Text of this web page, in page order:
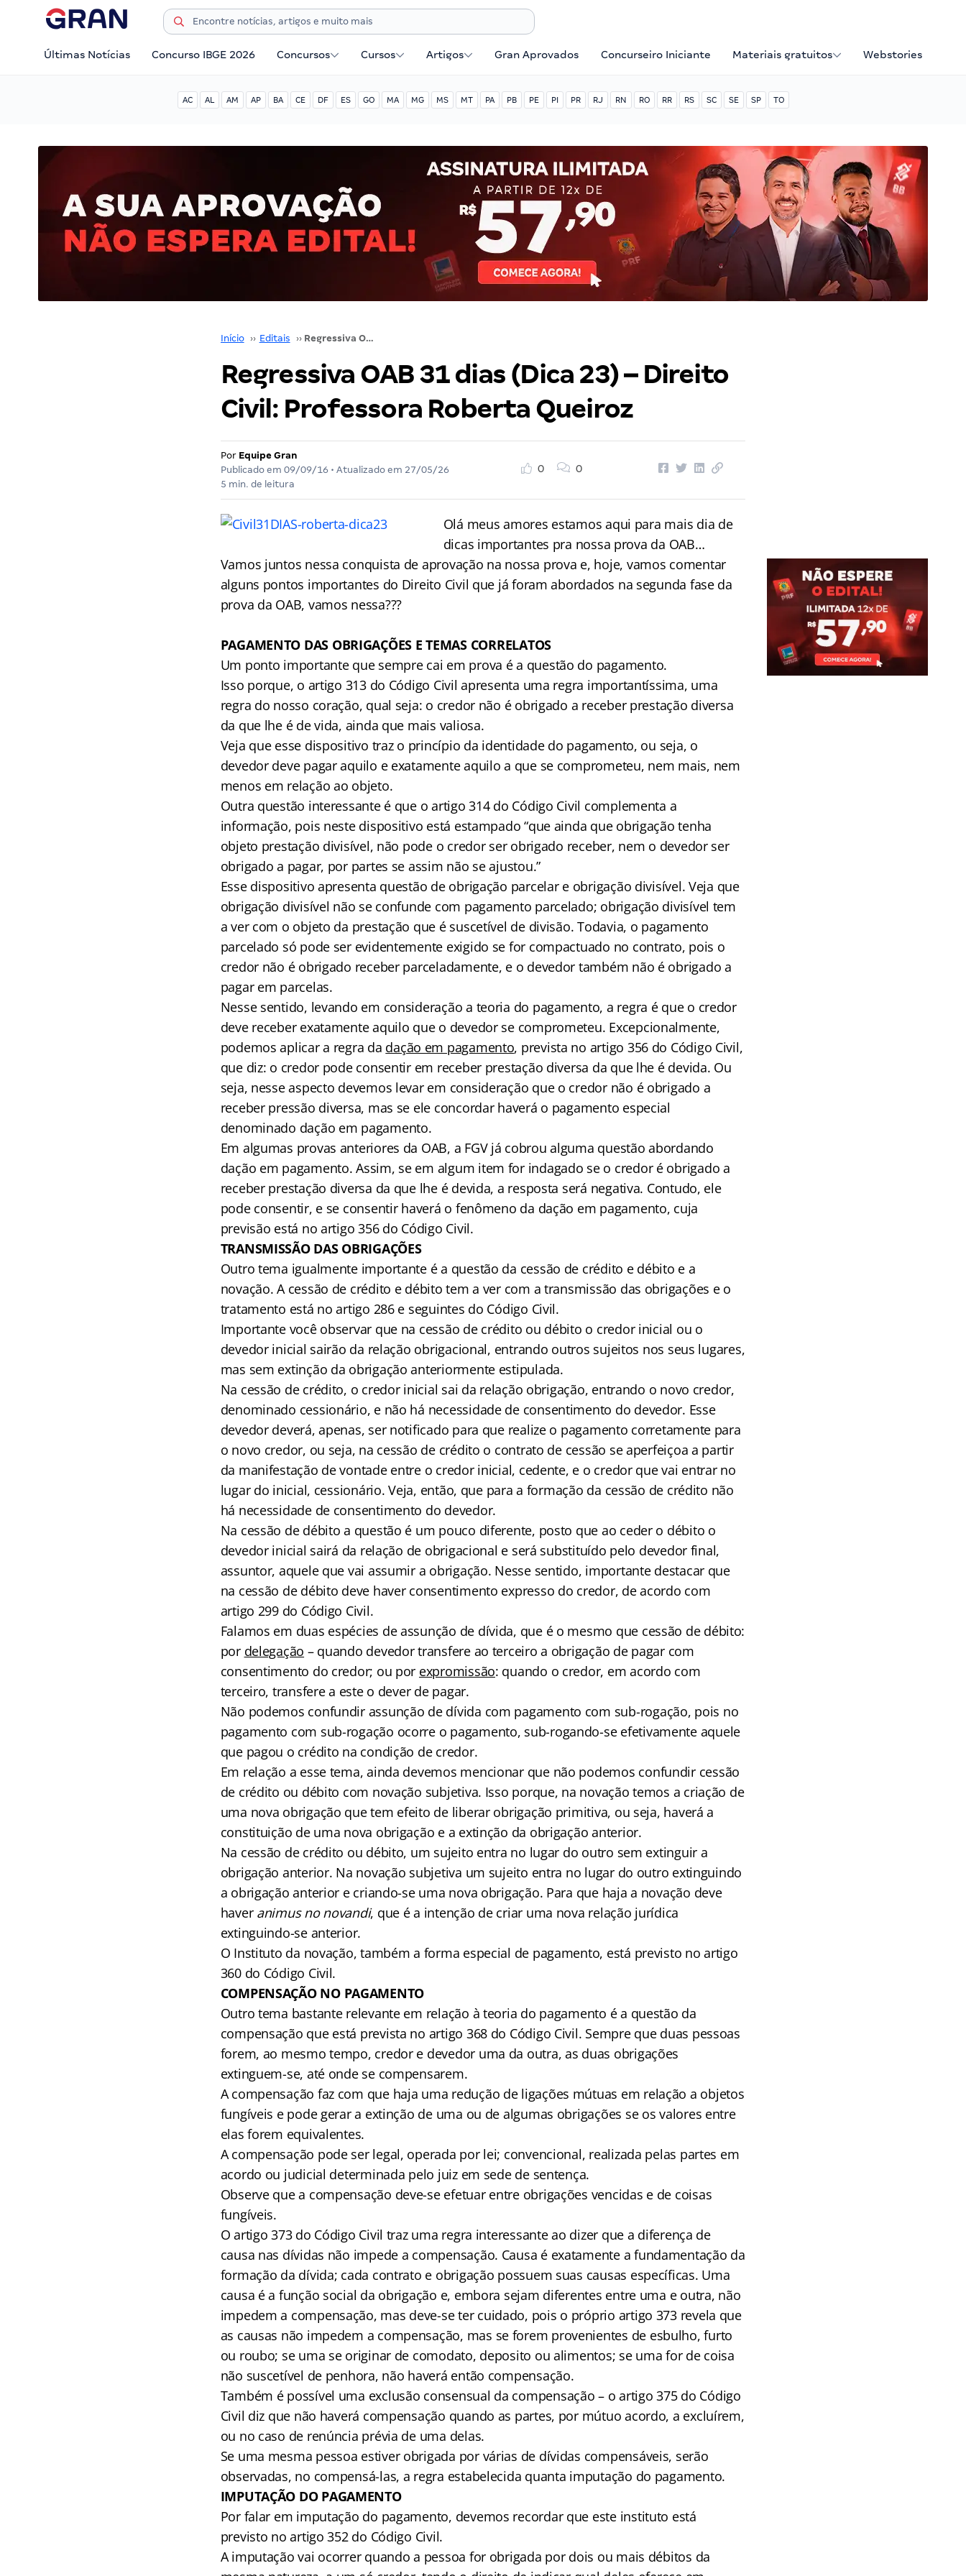
Últimas Notícias Concurso IBGE 2026 Concursos Cursos Artigos Gran Aprovados Concurseiro Iniciante Materiais gratuitos Webstories
AC AL AM AP BA CE DF ES GO MA MG MS MT PA PB PE PI PR RJ RN RO RR RS SC SE SP TO
Início ›› Editais ›› Regressiva OAB 31 dias (Dica 23) – Direito Civil: Professora Roberta Queiroz
Regressiva OAB 31 dias (Dica 23) – Direito
Civil: Professora Roberta Queiroz
Por Equipe Gran
Publicado em 09/09/16 • Atualizado em 27/05/26
5 min. de leitura
0 0
Olá meus amores estamos aqui para mais dia de
dicas importantes pra nossa prova da OAB…
Vamos juntos nessa conquista de aprovação na nossa prova e, hoje, vamos comentar
alguns pontos importantes do Direito Civil que já foram abordados na segunda fase da
prova da OAB, vamos nessa???
PAGAMENTO DAS OBRIGAÇÕES E TEMAS CORRELATOS
Um ponto importante que sempre cai em prova é a questão do pagamento.
Isso porque, o artigo 313 do Código Civil apresenta uma regra importantíssima, uma
regra do nosso coração, qual seja: o credor não é obrigado a receber prestação diversa
da que lhe é de vida, ainda que mais valiosa.
Veja que esse dispositivo traz o princípio da identidade do pagamento, ou seja, o
devedor deve pagar aquilo e exatamente aquilo a que se comprometeu, nem mais, nem
menos em relação ao objeto.
Outra questão interessante é que o artigo 314 do Código Civil complementa a
informação, pois neste dispositivo está estampado “que ainda que obrigação tenha
objeto prestação divisível, não pode o credor ser obrigado receber, nem o devedor ser
obrigado a pagar, por partes se assim não se ajustou.”
Esse dispositivo apresenta questão de obrigação parcelar e obrigação divisível. Veja que
obrigação divisível não se confunde com pagamento parcelado; obrigação divisível tem
a ver com o objeto da prestação que é suscetível de divisão. Todavia, o pagamento
parcelado só pode ser evidentemente exigido se for compactuado no contrato, pois o
credor não é obrigado receber parceladamente, e o devedor também não é obrigado a
pagar em parcelas.
Nesse sentido, levando em consideração a teoria do pagamento, a regra é que o credor
deve receber exatamente aquilo que o devedor se comprometeu. Excepcionalmente,
podemos aplicar a regra da dação em pagamento, prevista no artigo 356 do Código Civil,
que diz: o credor pode consentir em receber prestação diversa da que lhe é devida. Ou
seja, nesse aspecto devemos levar em consideração que o credor não é obrigado a
receber pressão diversa, mas se ele concordar haverá o pagamento especial
denominado dação em pagamento.
Em algumas provas anteriores da OAB, a FGV já cobrou alguma questão abordando
dação em pagamento. Assim, se em algum item for indagado se o credor é obrigado a
receber prestação diversa da que lhe é devida, a resposta será negativa. Contudo, ele
pode consentir, e se consentir haverá o fenômeno da dação em pagamento, cuja
previsão está no artigo 356 do Código Civil.
TRANSMISSÃO DAS OBRIGAÇÕES
Outro tema igualmente importante é a questão da cessão de crédito e débito e a
novação. A cessão de crédito e débito tem a ver com a transmissão das obrigações e o
tratamento está no artigo 286 e seguintes do Código Civil.
Importante você observar que na cessão de crédito ou débito o credor inicial ou o
devedor inicial sairão da relação obrigacional, entrando outros sujeitos nos seus lugares,
mas sem extinção da obrigação anteriormente estipulada.
Na cessão de crédito, o credor inicial sai da relação obrigação, entrando o novo credor,
denominado cessionário, e não há necessidade de consentimento do devedor. Esse
devedor deverá, apenas, ser notificado para que realize o pagamento corretamente para
o novo credor, ou seja, na cessão de crédito o contrato de cessão se aperfeiçoa a partir
da manifestação de vontade entre o credor inicial, cedente, e o credor que vai entrar no
lugar do inicial, cessionário. Veja, então, que para a formação da cessão de crédito não
há necessidade de consentimento do devedor.
Na cessão de débito a questão é um pouco diferente, posto que ao ceder o débito o
devedor inicial sairá da relação de obrigacional e será substituído pelo devedor final,
assuntor, aquele que vai assumir a obrigação. Nesse sentido, importante destacar que
na cessão de débito deve haver consentimento expresso do credor, de acordo com
artigo 299 do Código Civil.
Falamos em duas espécies de assunção de dívida, que é o mesmo que cessão de débito:
por delegação – quando devedor transfere ao terceiro a obrigação de pagar com
consentimento do credor; ou por expromissão: quando o credor, em acordo com
terceiro, transfere a este o dever de pagar.
Não podemos confundir assunção de dívida com pagamento com sub-rogação, pois no
pagamento com sub-rogação ocorre o pagamento, sub-rogando-se efetivamente aquele
que pagou o crédito na condição de credor.
Em relação a esse tema, ainda devemos mencionar que não podemos confundir cessão
de crédito ou débito com novação subjetiva. Isso porque, na novação temos a criação de
uma nova obrigação que tem efeito de liberar obrigação primitiva, ou seja, haverá a
constituição de uma nova obrigação e a extinção da obrigação anterior.
Na cessão de crédito ou débito, um sujeito entra no lugar do outro sem extinguir a
obrigação anterior. Na novação subjetiva um sujeito entra no lugar do outro extinguindo
a obrigação anterior e criando-se uma nova obrigação. Para que haja a novação deve
haver animus no novandi, que é a intenção de criar uma nova relação jurídica
extinguindo-se anterior.
O Instituto da novação, também a forma especial de pagamento, está previsto no artigo
360 do Código Civil.
COMPENSAÇÃO NO PAGAMENTO
Outro tema bastante relevante em relação à teoria do pagamento é a questão da
compensação que está prevista no artigo 368 do Código Civil. Sempre que duas pessoas
forem, ao mesmo tempo, credor e devedor uma da outra, as duas obrigações
extinguem-se, até onde se compensarem.
A compensação faz com que haja uma redução de ligações mútuas em relação a objetos
fungíveis e pode gerar a extinção de uma ou de algumas obrigações se os valores entre
elas forem equivalentes.
A compensação pode ser legal, operada por lei; convencional, realizada pelas partes em
acordo ou judicial determinada pelo juiz em sede de sentença.
Observe que a compensação deve-se efetuar entre obrigações vencidas e de coisas
fungíveis.
O artigo 373 do Código Civil traz uma regra interessante ao dizer que a diferença de
causa nas dívidas não impede a compensação. Causa é exatamente a fundamentação da
formação da dívida; cada contrato e obrigação possuem suas causas específicas. Uma
causa é a função social da obrigação e, embora sejam diferentes entre uma e outra, não
impedem a compensação, mas deve-se ter cuidado, pois o próprio artigo 373 revela que
as causas não impedem a compensação, mas se forem provenientes de esbulho, furto
ou roubo; se uma se originar de comodato, deposito ou alimentos; se uma for de coisa
não suscetível de penhora, não haverá então compensação.
Também é possível uma exclusão consensual da compensação – o artigo 375 do Código
Civil diz que não haverá compensação quando as partes, por mútuo acordo, a excluírem,
ou no caso de renúncia prévia de uma delas.
Se uma mesma pessoa estiver obrigada por várias de dívidas compensáveis, serão
observadas, no compensá-las, a regra estabelecida quanta imputação do pagamento.
IMPUTAÇÃO DO PAGAMENTO
Por falar em imputação do pagamento, devemos recordar que este instituto está
previsto no artigo 352 do Código Civil.
A imputação vai ocorrer quando a pessoa for obrigada por dois ou mais débitos da